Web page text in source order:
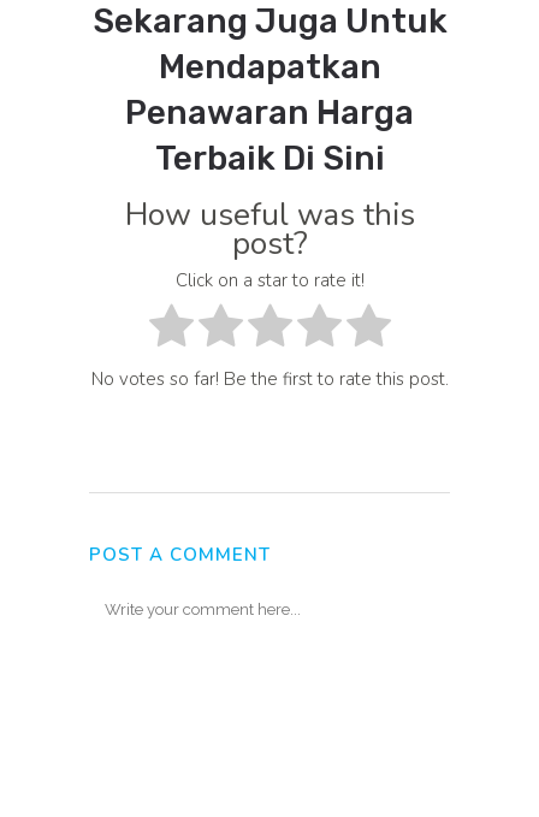
Sekarang Juga Untuk
Mendapatkan
Penawaran Harga
TerbaikDi Sini
How useful was this
post?
Click on a star to rate it!
No votes so far! Be the first to rate this post.
POST A COMMENT